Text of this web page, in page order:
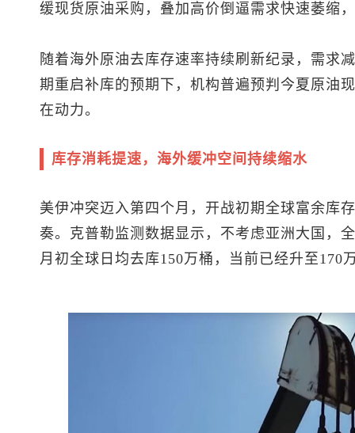
缓现货原油采购，叠加高价倒逼需求快速萎缩
随着海外原油去库存速率持续刷新纪录，需求
期重启补库的预期下，机构普遍预判今夏原油
在动力。
库存消耗提速，海外缓冲空间持续缩水
美伊冲突迈入第四个月，开战初期全球富余库
奏。克普勒监测数据显示，不考虑亚洲大国，
月初全球日均去库150万桶，当前已经升至170